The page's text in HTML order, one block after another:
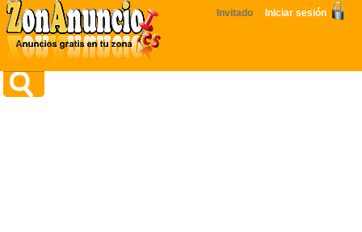
Invitado Iniciar sesión